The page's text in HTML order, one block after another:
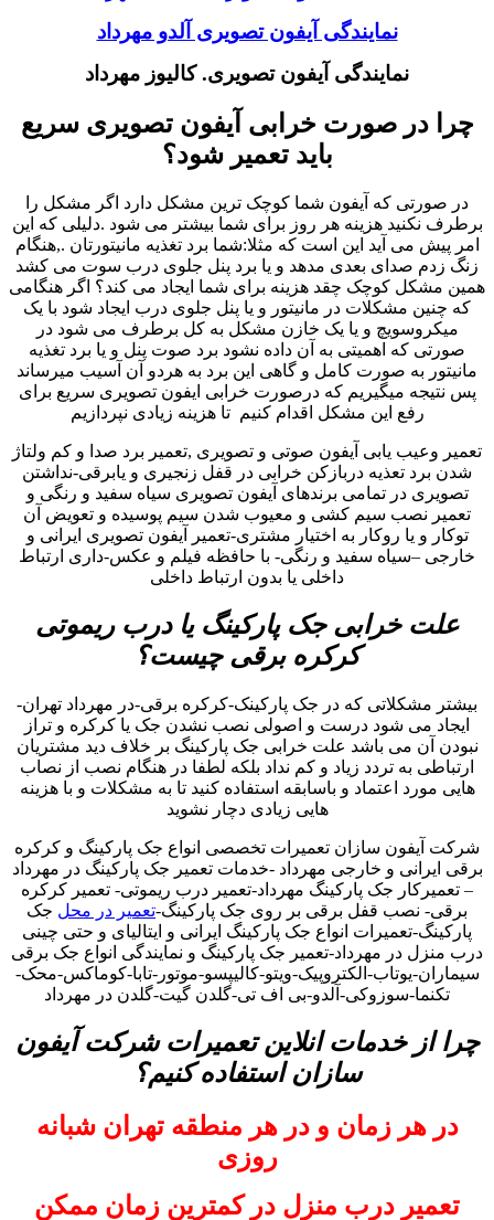
نمایندگی آیفون تصویری آلدو مهرداد
نمایندگی آیفون تصویری. کالیوز مهرداد
چرا در صورت خرابی آیفون تصویری سریع
باید تعمیر شود؟
در صورتی که آیفون شما کوچک ترین مشکل دارد اگر مشکل را
برطرف نکنید هزینه هر روز برای شما بیشتر می شود .دلیلی که این
امر پیش می آید این است که مثلا:شما برد تغذیه مانیتورتان .,هنگام
زنگ زدم صدای بعدی مدهد و یا برد پنل جلوی درب سوت می کشد
همین مشکل کوچک چقد هزینه برای شما ایجاد می کند؟ اگر هنگامی
که چنین مشکلات در مانیتور و یا پنل جلوی درب ایجاد شود با یک
میکروسویچ و یا یک خازن مشکل به کل برطرف می شود در
صورتی که اهمیتی به آن داده نشود برد صوت پنل و یا برد تغذیه
مانیتور به صورت کامل و گاهی این برد به هردو آن آسیب میرساند
پس نتیجه میگیریم که درصورت خرابی ایفون تصویری سریع برای
رفع این مشکل اقدام کنیم تا هزینه زیادی نپردازیم
تعمیر وعیب یابی آیفون صوتی و تصویری ,تعمیر برد صدا و کم ولتاژ
شدن برد تعذیه دربازکن خرابی در قفل زنجیری و یابرقی-نداشتن
تصویری در تمامی برندهای آیفون تصویری سیاه سفید و رنگی و
تعمیر نصب سیم کشی و معیوب شدن سیم پوسیده و تعویض آن
توکار و یا روکار به اختیار مشتری-تعمیر آیفون تصویری ایرانی و
خارجی –سیاه سفید و رنگی- با حافظه فیلم و عکس-داری ارتباط
داخلی یا بدون ارتباط داخلی
علت خرابی جک پارکینگ یا درب ریموتی
کرکره برقی چیست؟
بیشتر مشکلاتی که در جک پارکینک-کرکره برقی-در مهرداد تهران-
ایجاد می شود درست و اصولی نصب نشدن جک یا کرکره و تراز
نبودن آن می باشد علت خرابی جک پارکینگ بر خلاف دید مشتریان
ارتباطی به تردد زیاد و کم نداد بلکه لطفا در هنگام نصب از نصاب
هایی مورد اعتماد و باسابقه استفاده کنید تا به مشکلات و با هزینه
هایی زیادی دچار نشوید
شرکت آیفون سازان تعمیرات تخصصی انواع جک پارکینگ و کرکره
برقی ایرانی و خارجی مهرداد -خدمات تعمیر جک پارکینگ در مهرداد
– تعمیرکار جک پارکینگ مهرداد-تعمیر درب ریموتی- تعمیر کرکره
برقی- نصب قفل برقی بر روی جک پارکینگ-تعمیر در محل جک
پارکینگ-تعمیرات انواع جک پارکینگ ایرانی و ایتالیای و حتی چینی
درب منزل در مهرداد-تعمیر جک پارکینگ و نمایندگی انواع جک برقی
سیماران-یوتاب-الکتروپیک-ویتو-کالیپسو-موتور-تابا-کوماکس-محک-
تکنما-سوزوکی-آلدو-بی اف تی-گلدن گیت-گلدن در مهرداد
چرا از خدمات انلاین تعمیرات شرکت آیفون
سازان استفاده کنیم؟
در هر زمان و در هر منطقه تهران شبانه
روزی
تعمیر درب منزل در کمترین زمان ممکن